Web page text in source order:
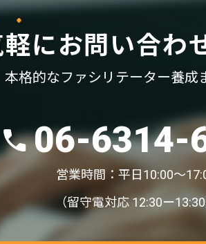
にお問い合わ
本格的なファシリテーター養成
06-6314-
営業時間：平日10:00〜
（留守電対応 12:30ー